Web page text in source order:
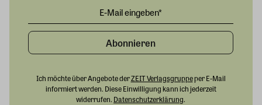
Abonnieren
Ich möchte über Angebote derZEIT Verlagsgruppeper E-Mail
informiert werden. Diese Einwilligung kann ich jederzeit
widerrufen. Datenschutzerklärung.